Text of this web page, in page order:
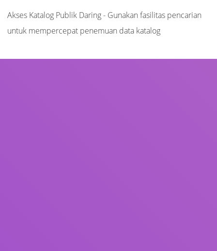
Akses Katalog Publik Daring - Gunakan fasilitas pencarian
untuk mempercepat penemuan data katalog